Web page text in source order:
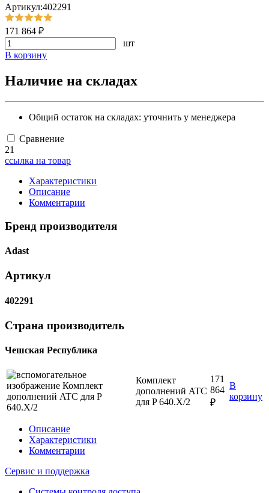
Артикул:402291
171 864 ₽
шт
В корзину
Наличие на складах
Общий остаток на складах: уточнить у менеджера
Сравнение
21
ссылка на товар
Характеристики
Описание
Комментарии
Бренд производителя
Adast
Артикул
402291
Страна производитель
Чешская Республика
Комплект
дополнений ATC
для P 640.X/2
171
864
₽
В
корзину
Описание
Характеристики
Комментарии
Сервис и поддержка